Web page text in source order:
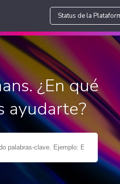
Status de la
¿En qué
ayudarte?